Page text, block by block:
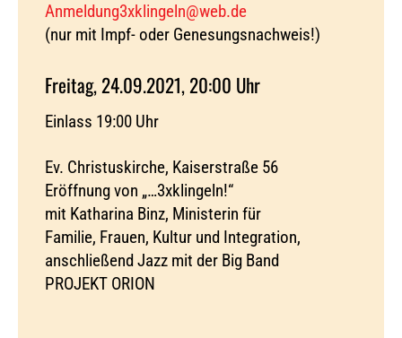
Anmeldung3xklingeln@web.de
(nur mit Impf- oder Genesungsnachweis!)
Freitag, 24.09.2021, 20:00 Uhr
Einlass 19:00 Uhr
Ev. Christuskirche, Kaiserstraße 56
Eröffnung von „…3xklingeln!“
mit Katharina Binz, Ministerin für
Familie, Frauen, Kultur und Integration,
anschließend Jazz mit der Big Band
PROJEKT ORION